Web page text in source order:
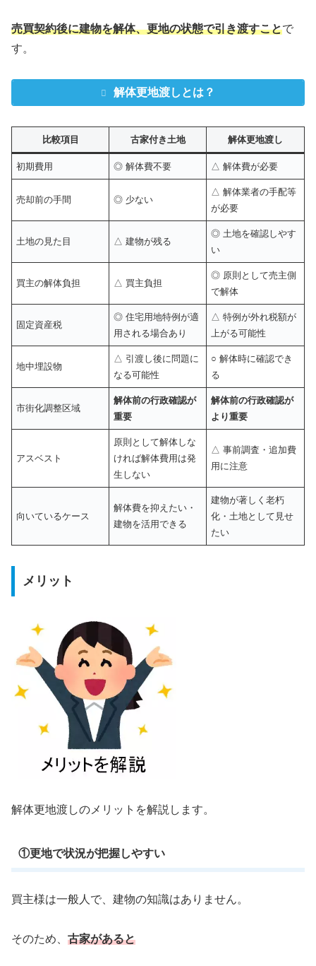
売買契約後に建物を解体、更地の状態で引き渡すことで
す。
解体更地渡しとは？
比較項目 古家付き土地 解体更地渡し
初期費用 ◎ 解体費不要 △ 解体費が必要
売却前の手間 ◎ 少ない
△ 解体業者の手配等
が必要
土地の見た目 △ 建物が残る
◎ 土地を確認しやす
い
買主の解体負担 △ 買主負担
◎ 原則として売主側
で解体
固定資産税
◎ 住宅用地特例が適
用される場合あり
△ 特例が外れ税額が
上がる可能性
地中埋設物
△ 引渡し後に問題に
なる可能性
○ 解体時に確認でき
る
市街化調整区域
解体前の行政確認が
重要
解体前の行政確認が
より重要
アスベスト
原則として解体しな
ければ解体費用は発
生しない
△ 事前調査・追加費
用に注意
向いているケース
解体費を抑えたい・
建物を活用できる
建物が著しく老朽
化・土地として見せ
たい
メリット
解体更地渡しのメリットを解説します。
①更地で状況が把握しやすい
買主様は一般人で、建物の知識はありません。
そのため、 古家があると